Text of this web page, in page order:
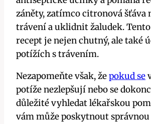
záněty, zatímco citronová šťáva
trávení a uklidnit žaludek.
recept je nejen chutný, ale také
potížích s trávením.
Nezapomeňte však, žepokud se
potíže nezlepšují nebo se
důležité vyhledat lékařskou
vám může poskytnout správnou